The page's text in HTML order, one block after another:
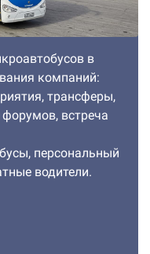
в
компаний:
трансферы,
встреча
персональный
водители.